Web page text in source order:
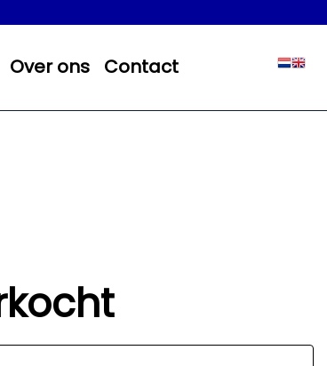
Over ons Contact